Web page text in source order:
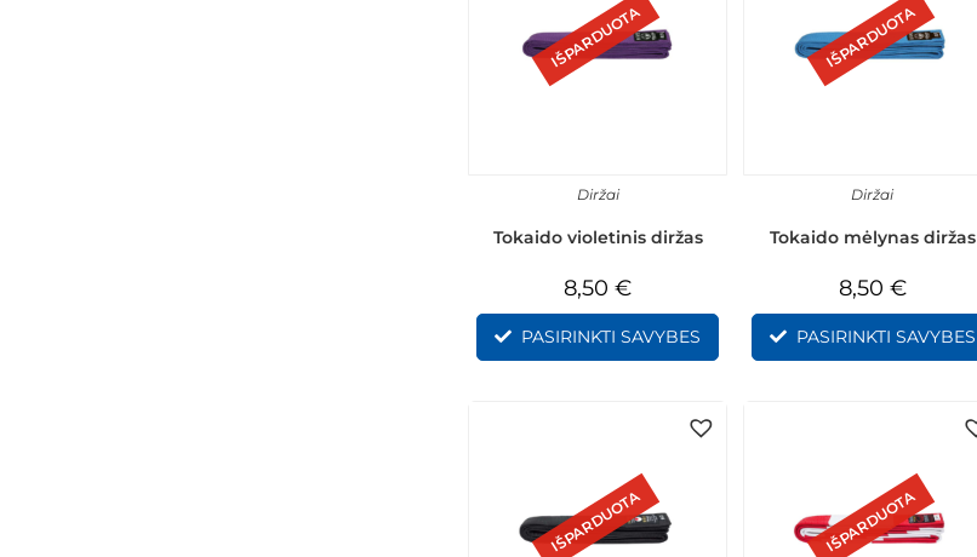
IŠPARDUOTA
Diržai
Tokaido violetinis diržas
8,50 €
PASIRINKTI SAVYBES
IŠPARDUOTA
Diržai
Tokaido mėlynas diržas
8,50 €
PASIRINKTI SAVYBES
IŠPARDUOTA IŠPARDUOTA